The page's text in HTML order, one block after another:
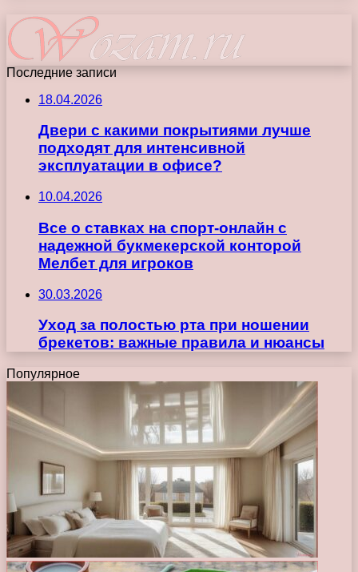
Последние записи
18.04.2026
Двери с какими покрытиями лучше
подходят для интенсивной
эксплуатации в офисе?
10.04.2026
Все о ставках на спорт-онлайн с
надежной букмекерской конторой
Мелбет для игроков
30.03.2026
Уход за полостью рта при ношении
брекетов: важные правила и нюансы
Популярное